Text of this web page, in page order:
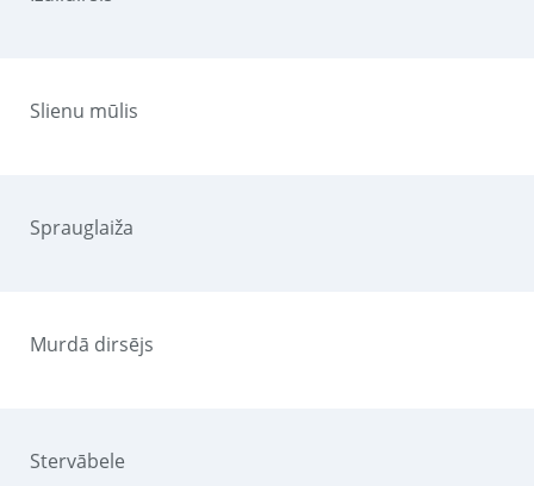
Slienu mūlis
Sprauglaiža
Murdā dirsējs
Stervābele